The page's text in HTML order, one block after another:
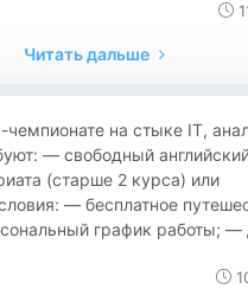
Читать дальше
на стыке IT,
— свободный
(старше 2 курса) или
— бесплатное
график работы; —